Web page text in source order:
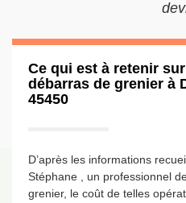
Ce qui est à retenir
débarras de grenier à
45450
D’après les informations
Stéphane , un professionnel
grenier, le coût de telles